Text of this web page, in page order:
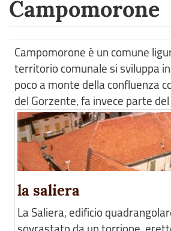
Campomorone
Campomorone è un comune
territorio comunale si sviluppa
poco a monte della confluenza
del Gorzente, fa invece parte
la saliera
La Saliera, edificio